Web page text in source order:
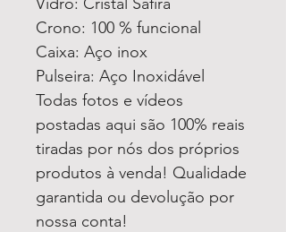
Crono: 100 % funcional
Caixa: Aço inox
Pulseira: Aço Inoxidável
Todas fotos e vídeos
postadas aqui são 100% reais
tiradas por nós dos próprios
produtos à venda! Qualidade
garantida ou devolução por
nossa conta!